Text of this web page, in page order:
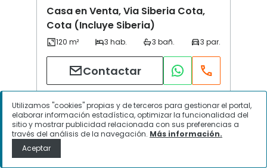
Casa en Venta, Via Siberia Cota,
Cota (Incluye Siberia)
Contactar
Utilizamos "cookies" propias y de terceros para gestionar el portal,
elaborar información estadística, optimizar la funcionalidad del
sitio y mostrar publicidad relacionada con sus preferencias a
través del análisis de la navegación. Más información.
Aceptar